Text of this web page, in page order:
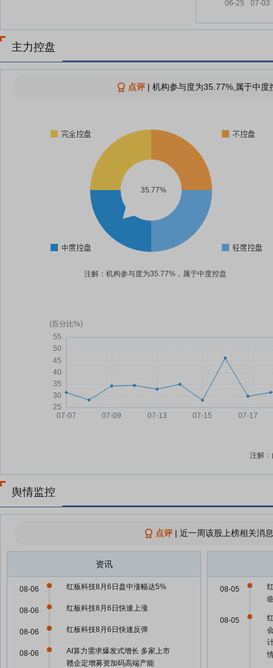
主力控盘
点评| 机构参与度为35.77%,属于中
35.77%
注解：机构参与度为35.77%，属于中度控盘
注解
舆情监控
点评| 近一周该股上榜相关消
资讯
红板科技8月6日盘中涨幅达5%
08-06
红板科技8月6日快速上涨
08-06
红板科技8月6日快速反弹
08-06
AI算力需求爆发式增长 多家上市
赣企定增募资加码高端产能
08-06
08-05
08-05